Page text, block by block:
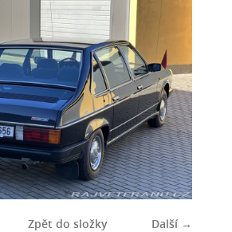
Další →
Zpět do složky